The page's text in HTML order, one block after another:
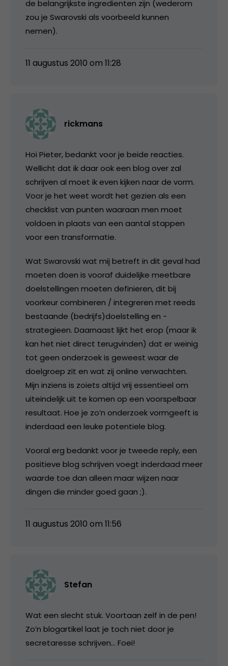
de belangrijkste ingredienten zijn (wederom
zou je Swarovski als voorbeeld kunnen
nemen).
11 augustus 2010 om 11:28
rickmans
Hoi Pieter, bedankt voor je beide reacties.
Wellicht dat ik daar ook een blog over zal
schrijven al moet ik even kijken naar de vorm.
Voor je het weet wordt het gezien als een
checklist van punten waaraan men moet
voldoen in plaats van een aantal stappen
voor een transformatie.
Wat Swarovski wat mij betreft in dit geval had
moeten doen is vooraf duidelijke meetbare
doelstellingen moeten definieren, dit bij
voorkeur combineren / integreren met reeds
bestaande (bedrijfs)doelstelling en -
strategieen. Daarnaast lijkt het erop (maar ik
kan het niet direct terugvinden) dat er weinig
tot geen onderzoek is geweest waar de
doelgroep zit en wat zij online verwachten.
Mijn inziens is zoiets altijd vrij essentieel om
uiteindelijk uit te komen op een voorspelbaar
resultaat. Hoe je zo’n onderzoek vormgeeft is
inderdaad een leuke potentiele blog.
Vooral erg bedankt voor je tweede reply, een
positieve blog schrijven voegt inderdaad meer
waarde toe dan alleen maar wijzen naar
dingen die minder goed gaan ;).
11 augustus 2010 om 11:56
Stefan
Wat een slecht stuk. Voortaan zelf in de pen!
Zo’n blogartikel laat je toch niet door je
secretaresse schrijven… Foei!